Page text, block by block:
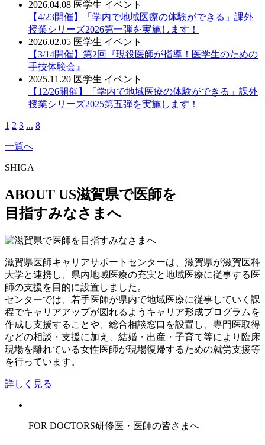
2026.04.08 医学生 イベント
【4/23開催】「学内で地域医療の体験ができる」課外
授業シリーズ2026第一弾を実施します！
2026.02.05 医学生 イベント
【3/14開催】第2回『現役医師が指導！医学生のための
手技体験会』
2025.11.20 医学生 イベント
【12/26開催】「学内で地域医療の体験ができる」課外
授業シリーズ2025第五弾を実施します！
1 2 3 ... 8
一覧へ
SHIGA
ABOUT US滋賀県で医師を
目指すみなさまへ
滋賀県医師キャリアサポートセンターは、滋賀県が滋賀医科
大学と連携し、県内地域医療の充実と地域医療に従事する医
師の支援を目的に設置しました。
センターでは、若手医師が県内で地域医療に従事していく課
程でキャリアアップが図れるようキャリア形成プログラムを
作成し支援することや、総合相談窓口を設置し、専門医取得
などの相談・支援に加え、結婚・出産・子育て等により臨床
現場を離れている女性医師が現場復帰するための就労支援等
を行っています。
詳しく見る
FOR DOCTORS研修医・医師の皆さまへ